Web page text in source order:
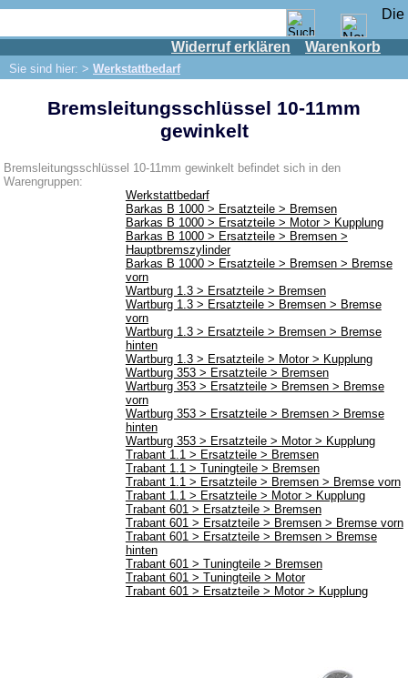
Widerruf erklären Warenkorb
Sie sind hier: > Werkstattbedarf
IFA Motor
IFA-Fahrzeuge
Trabant 1.1
Wartburg 353
Wartburg 1.3
Barkas B 1000
Kugelgelenke, Zubehör
Anhänger
Sonderanfertigungen
Glühlampen
KFZ-Leitungen & Zubehör
Werkstattbedarf
Schlauchschellen
Werkzeug
Schmierstoffe
Befestigungselemente
Tanksanierung
Arbeitsschutz
Bremsleitungsschlüssel 10-11mm
gewinkelt
Bremsleitungsschlüssel 10-11mm gewinkelt befindet sich in den
Warengruppen:
Werkstattbedarf
Barkas B 1000 > Ersatzteile > Bremsen
Barkas B 1000 > Ersatzteile > Motor > Kupplung
Barkas B 1000 > Ersatzteile > Bremsen >
Hauptbremszylinder
Barkas B 1000 > Ersatzteile > Bremsen > Bremse
vorn
Wartburg 1.3 > Ersatzteile > Bremsen
Wartburg 1.3 > Ersatzteile > Bremsen > Bremse
vorn
Wartburg 1.3 > Ersatzteile > Bremsen > Bremse
hinten
Wartburg 1.3 > Ersatzteile > Motor > Kupplung
Wartburg 353 > Ersatzteile > Bremsen
Wartburg 353 > Ersatzteile > Bremsen > Bremse
vorn
Wartburg 353 > Ersatzteile > Bremsen > Bremse
hinten
Wartburg 353 > Ersatzteile > Motor > Kupplung
Trabant 1.1 > Ersatzteile > Bremsen
Trabant 1.1 > Tuningteile > Bremsen
Trabant 1.1 > Ersatzteile > Bremsen > Bremse vorn
Trabant 1.1 > Ersatzteile > Motor > Kupplung
Trabant 601 > Ersatzteile > Bremsen
Trabant 601 > Ersatzteile > Bremsen > Bremse vorn
Trabant 601 > Ersatzteile > Bremsen > Bremse
hinten
Trabant 601 > Tuningteile > Bremsen
Trabant 601 > Tuningteile > Motor
Trabant 601 > Ersatzteile > Motor > Kupplung